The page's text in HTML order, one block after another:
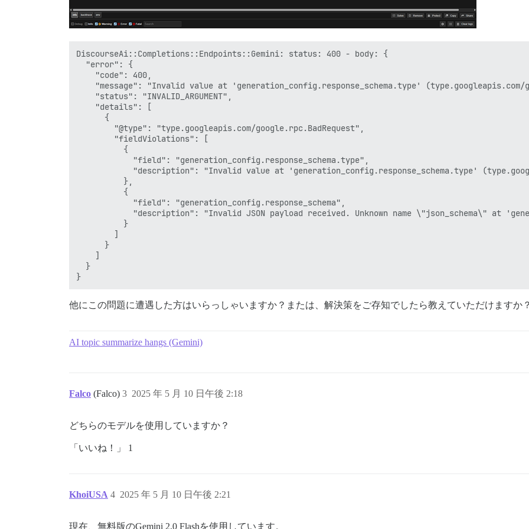
DiscourseAi::Completions::Endpoints::Gemini: status: 400 - body: {
  "error": {
    "code": 400,
"message": "Invalid value at 'generation_config.response_schema.type'
    "status": "INVALID_ARGUMENT",
    "details": [
      {
        "@type": "type.googleapis.com/google.rpc.BadRequest",
        "fieldViolations": [
          {
            "field": "generation_config.response_schema.type",
"description": "Invalid value at 'generation_config.response_schema.type'
          },
          {
            "field": "generation_config.response_schema",
"description": "Invalid JSON payload received. Unknown name \"json_schema\" at
          }
        ]
      }
    ]
  }
他にこの問題に遭遇した方はいらっしゃいますか？または、解決策をご存知でしたら教えていただけますか
AI topic summarize hangs (Gemini)
Falco (Falco) 2025 年 5 月 10 日午後 2:18
3
どちらのモデルを使用していますか？
「いいね！」 1
KhoiUSA 2025 年 5 月 10 日午後 2:21
4
現在、無料版のGemini 2.0 Flashを使用しています。